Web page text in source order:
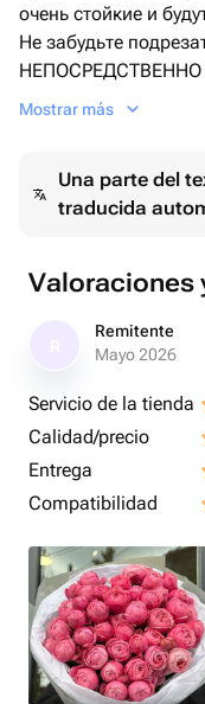
очень стойкие и
Не забудьте
НЕПОСРЕДСТВЕННО
(после подрезки в
свежими как можно
Обратите внимание
композиции, это
Mostrar más
Una parte del
traducida
Valoraciones
Remitente
Mayo 2026
Servicio de la tienda
Calidad/precio
Entrega
Compatibilidad